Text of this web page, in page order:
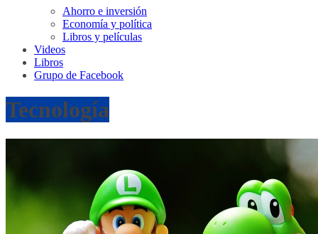
Ahorro e inversión
Economía y política
Libros y películas
Videos
Libros
Grupo de Facebook
Tecnología